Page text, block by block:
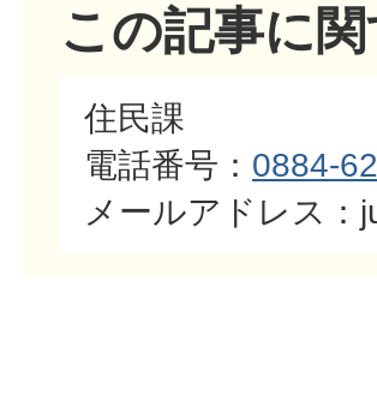
この記事に
住民課
電話番号： 0884-
メールアドレス：